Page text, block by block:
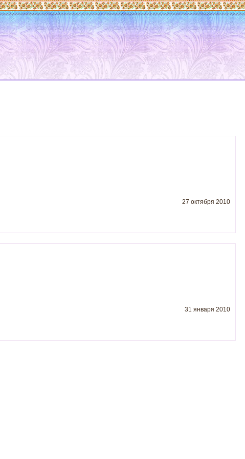
27 октября 2010
31 января 2010